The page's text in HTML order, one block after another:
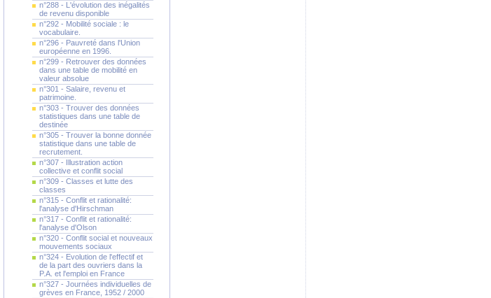
n°288 - L'évolution des inégalités
de revenu disponible
n°292 - Mobilité sociale : le
vocabulaire.
n°296 - Pauvreté dans l'Union
européenne en 1996.
n°299 - Retrouver des données
dans une table de mobilité en
valeur absolue
n°301 - Salaire, revenu et
patrimoine.
n°303 - Trouver des données
statistiques dans une table de
destinée
n°305 - Trouver la bonne donnée
statistique dans une table de
recrutement.
n°307 - Illustration action
collective et conflit social
n°309 - Classes et lutte des
classes
n°315 - Conflit et rationalité:
l'analyse d'Hirschman
n°317 - Conflit et rationalité:
l'analyse d'Olson
n°320 - Conflit social et nouveaux
mouvements sociaux
n°324 - Evolution de l'effectif et
de la part des ouvriers dans la
P.A. et l'emploi en France
n°327 - Journées individuelles de
grèves en France, 1952 / 2000